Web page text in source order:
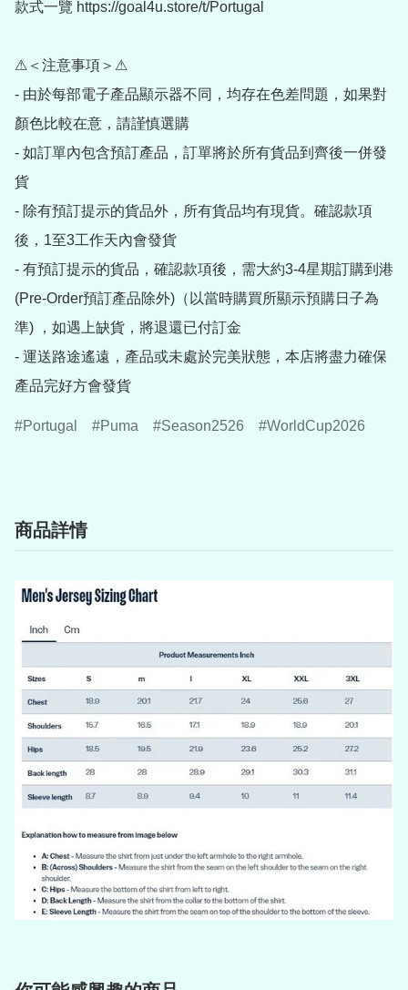
款式一覽 https://goal4u.store/t/Portugal
⚠＜注意事項＞⚠
- 由於每部電子產品顯示器不同，均存在色差問題，如果對
顏色比較在意，請謹慎選購
- 如訂單內包含預訂產品，訂單將於所有貨品到齊後一併發
貨
- 除有預訂提示的貨品外，所有貨品均有現貨。確認款項
後，1至3工作天內會發貨
- 有預訂提示的貨品，確認款項後，需大約3-4星期訂購到港
(Pre-Order預訂產品除外)（以當時購買所顯示預購日子為
準) ，如遇上缺貨，將退還已付訂金
- 運送路途遙遠，產品或未處於完美狀態，本店將盡力確保
產品完好方會發貨
Portugal Puma Season2526 WorldCup2026
商品詳情